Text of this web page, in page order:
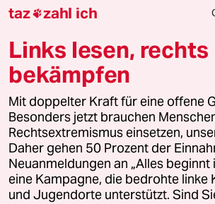
16.10.2015
TINTIM mein lieber
schon mal einen Nazi
kein Antisemit war? Und
unterscheidet ein Nazi
Arabern, Türken,
und Juden? Der blöde
immer ein blöder Rassist.
HW Hermann Wollner
taz zahl ich
Links lesen, rechts
bekämpfen
Mit doppelter Kraft für eine offene
Besonders jetzt brauchen
Rechtsextremismus einsetzen,
Daher gehen 50 Prozent der
Neuanmeldungen an „Alles beginnt
eine Kampagne, die bedrohte linke
und Jugendorte unterstützt. Sind